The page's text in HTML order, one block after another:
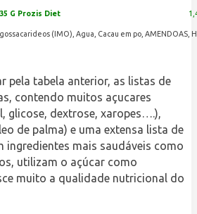
G Prozis Diet
(IMO), Agua, Cacau em po,
pela tabela anterior, as listas de
contendo muitos açucares
glicose, dextrose, xaropes….),
de palma) e uma extensa lista de
ingredientes mais saudáveis como
utilizam o açúcar como
muito a qualidade nutricional do